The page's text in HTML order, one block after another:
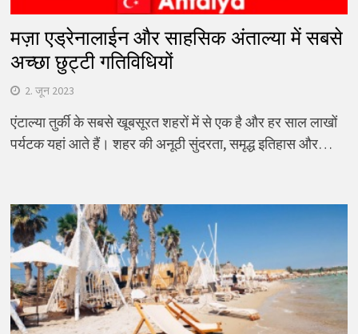
मज़ा एड्रेनालाईन और साहसिक अंताल्या में सबसे
अच्छा छुट्टी गतिविधियों
2. जून 2023
एंटाल्या तुर्की के सबसे खूबसूरत शहरों में से एक है और हर साल लाखों
पर्यटक यहां आते हैं। शहर की अनूठी सुंदरता, समृद्ध इतिहास और…